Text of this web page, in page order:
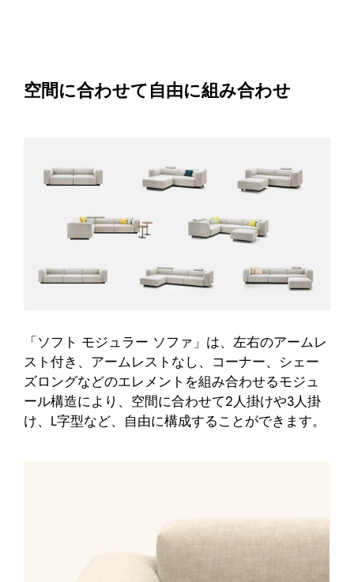
空間に合わせて自由に組み合わせ
「ソフト モジュラー ソファ」は、左右のアームレ
スト付き、アームレストなし、コーナー、シェー
ズロングなどのエレメントを組み合わせるモジュ
ール構造により、空間に合わせて2人掛けや3人掛
け、L字型など、自由に構成することができます。